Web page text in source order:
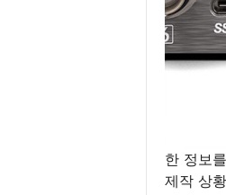
한 정보
제작 상